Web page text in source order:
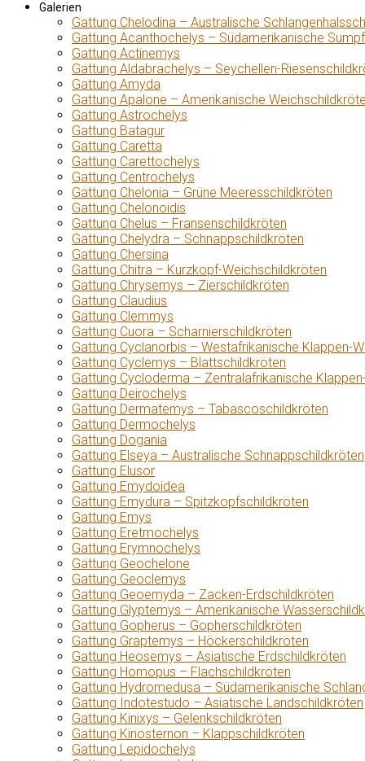
Galerien
Gattung Chelodina – Australische
Gattung Acanthochelys – Südamerikanische
Gattung Actinemys
Gattung Aldabrachelys – Seychellen-
Gattung Amyda
Gattung Apalone – Amerikanische
Gattung Astrochelys
Gattung Batagur
Gattung Caretta
Gattung Carettochelys
Gattung Centrochelys
Gattung Chelonia – Grüne Meeresschildkröten
Gattung Chelonoidis
Gattung Chelus – Fransenschildkröten
Gattung Chelydra – Schnappschildkröten
Gattung Chersina
Gattung Chitra – Kurzkopf-Weichschildkröten
Gattung Chrysemys – Zierschildkröten
Gattung Claudius
Gattung Clemmys
Gattung Cuora – Scharnierschildkröten
Gattung Cyclanorbis – Westafrikanische Klappen-
Gattung Cyclemys – Blattschildkröten
Gattung Cycloderma – Zentralafrikanische
Gattung Deirochelys
Gattung Dermatemys – Tabascoschildkröten
Gattung Dermochelys
Gattung Dogania
Gattung Elseya – Australische Schnappschildkröten
Gattung Elusor
Gattung Emydoidea
Gattung Emydura – Spitzkopfschildkröten
Gattung Emys
Gattung Eretmochelys
Gattung Erymnochelys
Gattung Geochelone
Gattung Geoclemys
Gattung Geoemyda – Zacken-Erdschildkröten
Gattung Glyptemys – Amerikanische
Gattung Gopherus – Gopherschildkröten
Gattung Graptemys – Höckerschildkröten
Gattung Heosemys – Asiatische Erdschildkröten
Gattung Homopus – Flachschildkröten
Gattung Hydromedusa – Südamerikanische
Gattung Indotestudo – Asiatische Landschildkröten
Gattung Kinixys – Gelenkschildkröten
Gattung Kinosternon – Klappschildkröten
Gattung Lepidochelys